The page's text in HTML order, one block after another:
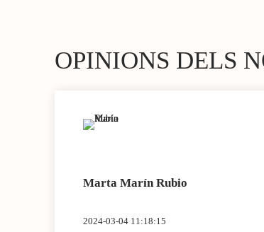
OPINIONS DELS
Marta Marín Rubio
2024-03-04 11:18:15